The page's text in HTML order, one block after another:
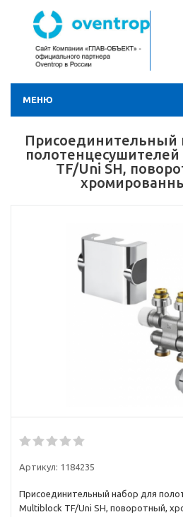
МЕНЮ
Присоединительный
TF/Uni SH,
Артикул: 1184235
Присоединительный набор для
Multiblock TF/Uni SH, поворотный,